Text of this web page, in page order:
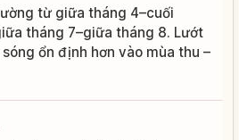
từ giữa tháng 4–cuối
tháng 7–giữa tháng 8. Lướt
ổn định hơn vào mùa thu –